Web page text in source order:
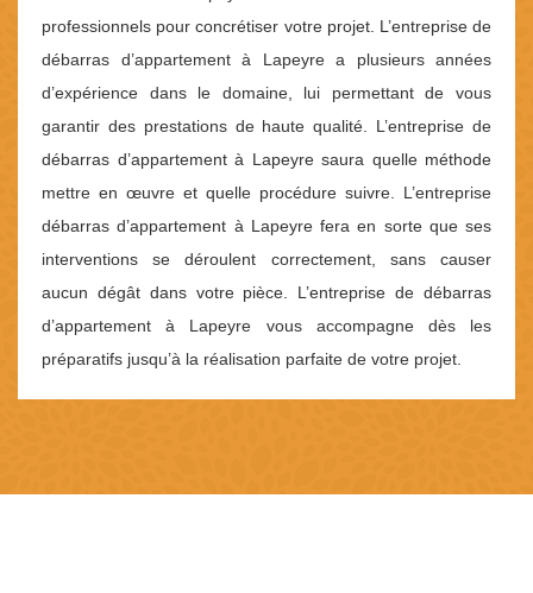
professionnels pour concrétiser votre projet. L’entreprise de
débarras d’appartement à Lapeyre a plusieurs années
d’expérience dans le domaine, lui permettant de vous
garantir des prestations de haute qualité. L’entreprise de
débarras d’appartement à Lapeyre saura quelle méthode
mettre en œuvre et quelle procédure suivre. L’entreprise
débarras d’appartement à Lapeyre fera en sorte que ses
interventions se déroulent correctement, sans causer
aucun dégât dans votre pièce. L’entreprise de débarras
d’appartement à Lapeyre vous accompagne dès les
préparatifs jusqu’à la réalisation parfaite de votre projet.